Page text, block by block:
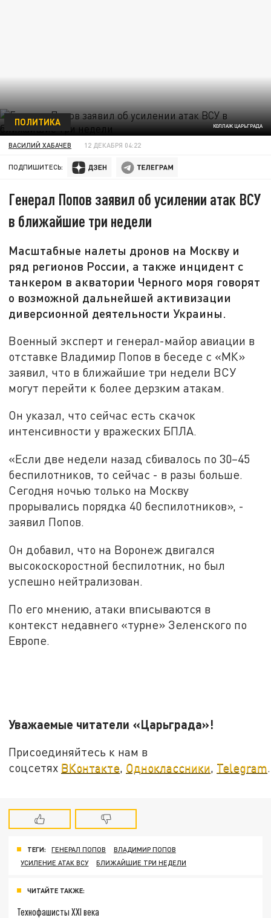
КОЛЛАЖ ЦАРЬГРАДА
ПОЛИТИКА
ВАСИЛИЙ ХАБАЧЕВ 12 ДЕКАБРЯ 04:22
ПОДПИШИТЕСЬ:
Генерал Попов заявил об усилении атак ВСУ
в ближайшие три недели
Масштабные налеты дронов на Москву и
ряд регионов России, а также инцидент с
танкером в акватории Черного моря говорят
о возможной дальнейшей активизации
диверсионной деятельности Украины.
Военный эксперт и генерал-майор авиации в
отставке Владимир Попов в беседе с «МК»
заявил, что в ближайшие три недели ВСУ
могут перейти к более дерзким атакам.
Он указал, что сейчас есть скачок
интенсивности у вражеских БПЛА.
«Если две недели назад сбивалось по 30–45
беспилотников, то сейчас - в разы больше.
Сегодня ночью только на Москву
прорывались порядка 40 беспилотников», -
заявил Попов.
Он добавил, что на Воронеж двигался
высокоскоростной беспилотник, но был
успешно нейтрализован.
По его мнению, атаки вписываются в
контекст недавнего «турне» Зеленского по
Европе.
Уважаемые читатели «Царьграда»!
Присоединяйтесь к нам в
соцсетях ВКонтакте, Одноклассники, Telegram.
ТЕГИ: ГЕНЕРАЛ ПОПОВ
ВЛАДИМИР ПОПОВ
УСИЛЕНИЕ АТАК ВСУ
БЛИЖАЙШИЕ ТРИ НЕДЕЛИ
ЧИТАЙТЕ ТАКЖЕ:
Технофашисты XXI века